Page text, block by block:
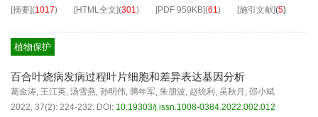
[摘要](1017) [HTML全文](301) [PDF 959KB](61) [施引文献](5)
植物保护
百合叶烧病发病过程叶片细胞和差异表达基因分析
葛金涛, 王江英, 汤雪燕, 孙明伟, 腾年军, 朱朋波, 赵统利 , 吴秋月 , 邵小斌
2022, 37(2): 224-232. DOI: 10.19303/j.issn.1008-0384.2022.002.012